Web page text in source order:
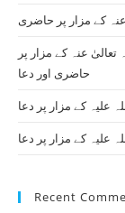
کے مزار پر حاضری
عنہ کے مزار پر
حاضری اور دعا
علیہ کے مزار پر دعا
علیہ کے مزار پر دعا
Recent